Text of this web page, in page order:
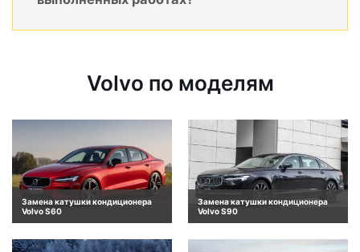
Volvo по моделям
Замена катушки кондиционера
Volvo S60
Замена катушки кондиционера
Volvo S90